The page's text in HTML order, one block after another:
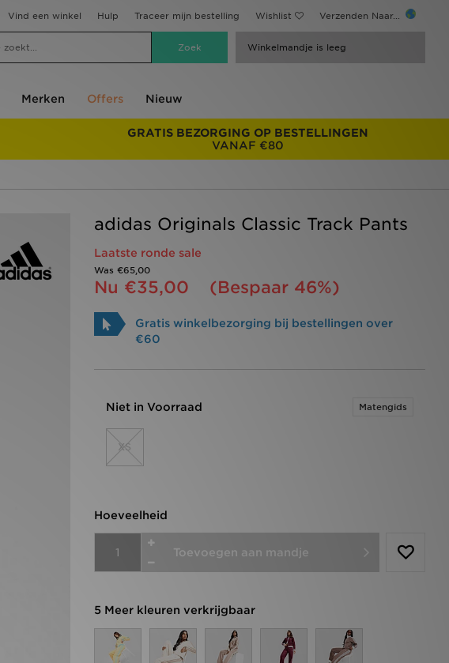
Vind een winkel Hulp Traceer mijn bestelling Wishlist Verzenden Naar...
Winkelmandje is leeg
Merken Offers Nieuw
GRATIS BEZORGING OP BESTELLINGEN
VANAF €80
adidas Originals Classic Track Pants
Laatste ronde sale
Was €65,00
Nu €35,00 (Bespaar 46%)
Gratis winkelbezorging bij bestellingen over
€60
Niet in Voorraad Matengids
XS
Hoeveelheid
Toevoegen aan mandje
5 Meer kleuren verkrijgbaar